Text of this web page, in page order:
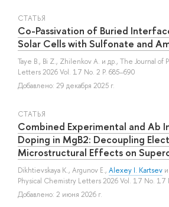
СТАТЬЯ
Co-Passivation of Buried
Solar Cells with Sulfonate and
Taye B., Bi Z., Zhilenkov A. и др., The Journal of
Letters 2026 Vol. 17 No. 2 P. 685–690
Добавлено: 29 декабря 2025 г.
СТАТЬЯ
Combined Experimental and Ab
Doping in MgB2: Decoupling
Microstructural Effects on
Dikhtievskaya K., Argunov E., Alexey I. Kartsev
Physical Chemistry Letters 2026 Vol. 17 No. 17
Добавлено: 2 июня 2026 г.